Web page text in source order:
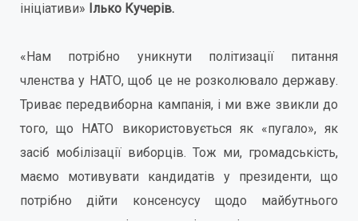
ініціативи» Ілько Кучерів.
«Нам потрібно уникнути політизації питання
членства у НАТО, щоб це не розколювало державу.
Триває передвиборна кампанія, і ми вже звикли до
того, що НАТО використовується як «пугало», як
засіб мобілізації виборців. Тож ми, громадськість,
маємо мотивувати кандидатів у президенти, що
потрібно дійти консенсусу щодо майбутнього